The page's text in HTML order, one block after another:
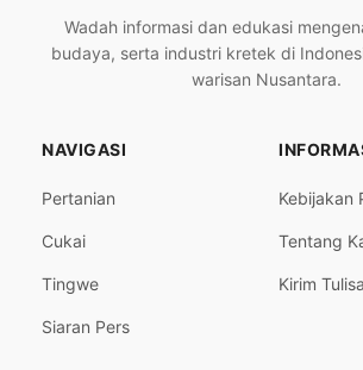
Wadah informasi dan edukasi
budaya, serta industri kretek di
warisan Nusantara.
NAVIGASI
Pertanian
Cukai
Tingwe
Siaran Pers
Kebijakan
Tentang
Kirim